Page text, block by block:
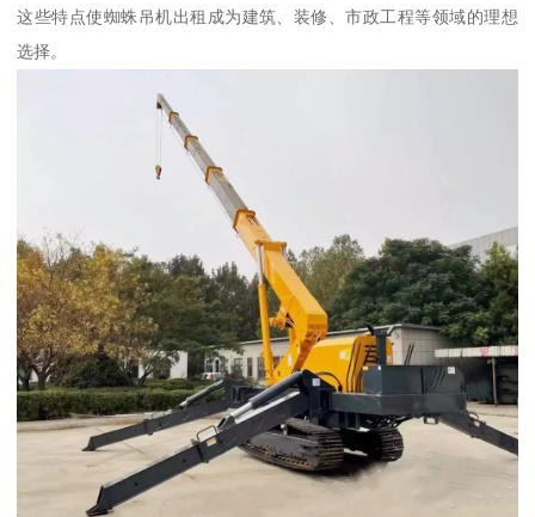
这些特点使蜘蛛吊机出租成为建筑、装修、市政工程等领域的理想
选择。